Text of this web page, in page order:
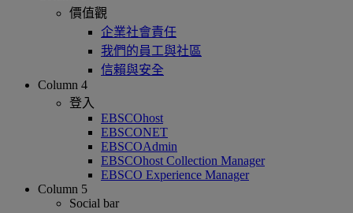
價值觀
企業社會責任
我們的員工與社區
信賴與安全
Column 4
登入
EBSCOhost
EBSCONET
EBSCOAdmin
EBSCOhost Collection Manager
EBSCO Experience Manager
Column 5
Social bar